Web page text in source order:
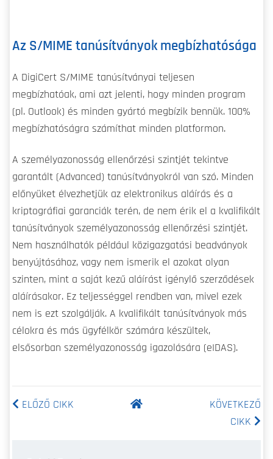
Az S/MIME tanúsítványok megbízhatósága
A DigiCert S/MIME tanúsítványai teljesen
megbízhatóak, ami azt jelenti, hogy minden program
(pl. Outlook) és minden gyártó megbízik bennük. 100%
megbízhatóságra számíthat minden platformon.
A személyazonosság ellenőrzési szintjét tekintve
garantált (Advanced) tanúsítványokról van szó. Minden
előnyüket élvezhetjük az elektronikus aláírás és a
kriptográfiai garanciák terén, de nem érik el a kvalifikált
tanúsítványok személyazonosság ellenőrzési szintjét.
Nem használhatók például közigazgatási beadványok
benyújtásához, vagy nem ismerik el azokat olyan
szinten, mint a saját kezű aláírást igénylő szerződések
aláírásakor. Ez teljességgel rendben van, mivel ezek
nem is ezt szolgálják. A kvalifikált tanúsítványok más
célokra és más ügyfélkör számára készültek,
elsősorban személyazonosság igazolására (eIDAS).
ELŐZŐ CIKK
KÖVETKEZŐ
CIKK